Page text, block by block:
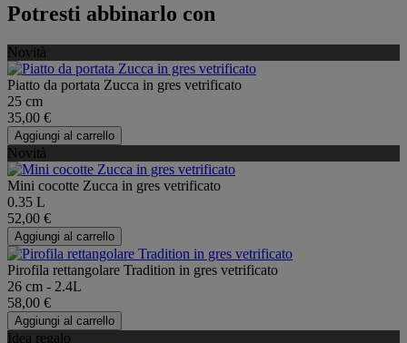
Potresti abbinarlo con
Novità
Piatto da portata Zucca in gres vetrificato
25 cm
35,00 €
Aggiungi al carrello
Novità
Mini cocotte Zucca in gres vetrificato
0.35 L
52,00 €
Aggiungi al carrello
Pirofila rettangolare Tradition in gres vetrificato
26 cm - 2.4L
58,00 €
Aggiungi al carrello
Idea regalo